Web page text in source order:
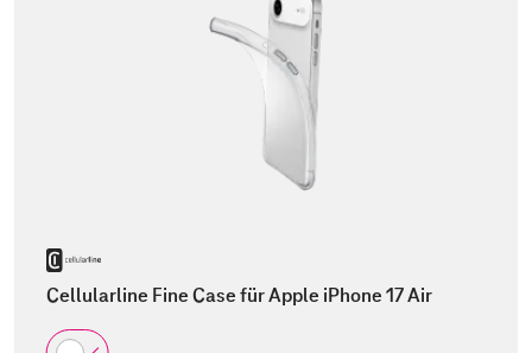
Cellularline Fine Case für Apple iPhone 17 Air